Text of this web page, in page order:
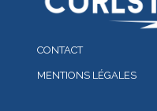
CONTACT
MENTIONS LÉGALES